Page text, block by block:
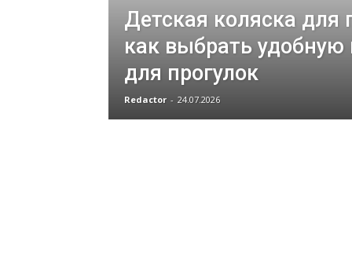
Детская коляска для
как выбрать удобную
для прогулок
Redactor - 24.07.2026